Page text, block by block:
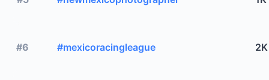
#6 #mexicoracingleague 2K